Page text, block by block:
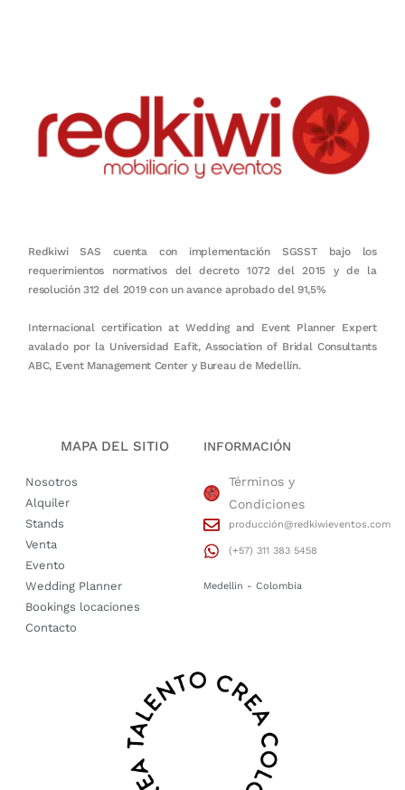
Redkiwi SAS cuenta con implementación SGSST bajo los
requerimientos normativos del decreto 1072 del 2015 y de la
resolución 312 del 2019 con un avance aprobado del 91,5%
Internacional certification at Wedding and Event Planner Expert
avalado por la Universidad Eafit, Association of Bridal Consultants
ABC, Event Management Center y Bureau de Medellín.
MAPA DEL SITIO
Nosotros
Alquiler
Stands
Venta
Evento
Wedding Planner
Bookings locaciones
Contacto
INFORMACIÓN
Términos y
Condiciones
producción@redkiwieventos.com
(+57) 311 383 5458
Medellin - Colombia